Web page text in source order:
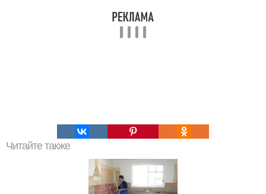
Читайте также